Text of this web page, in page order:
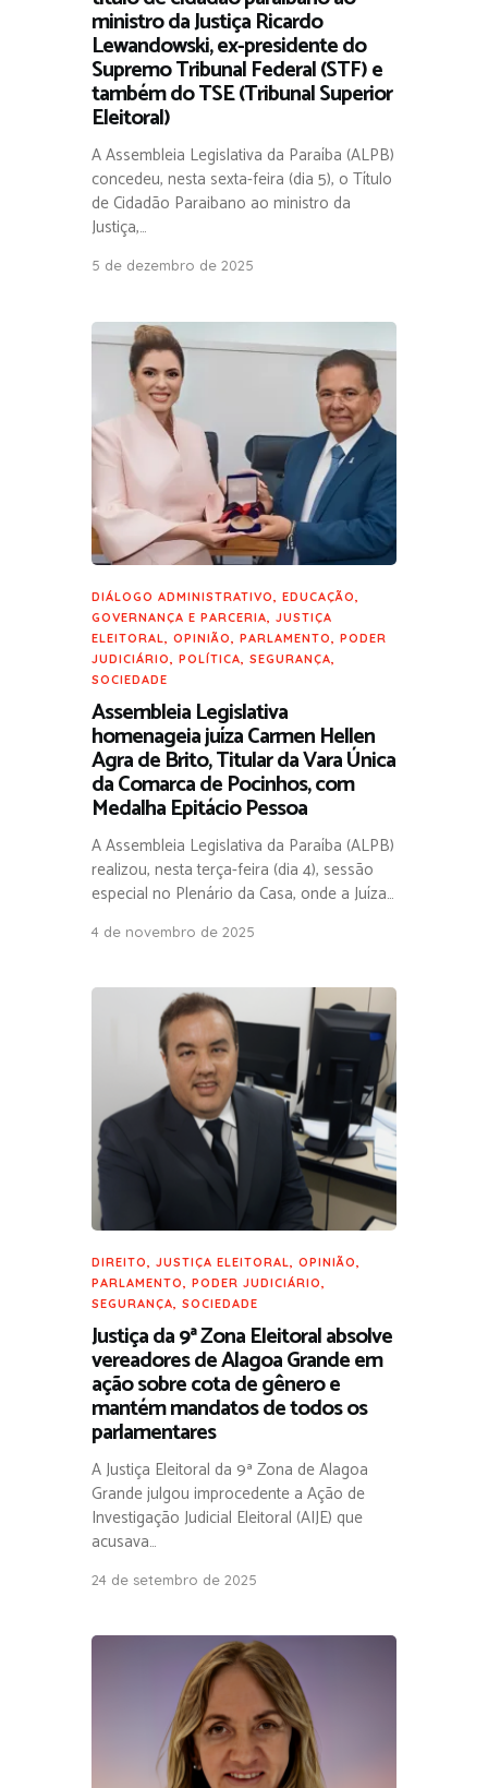
ministro da Justiça Ricardo
Lewandowski, ex-presidente do
Supremo Tribunal Federal (STF) e
também do TSE (Tribunal Superior
Eleitoral)
A Assembleia Legislativa da Paraíba (ALPB)
concedeu, nesta sexta-feira (dia 5), o Título
de Cidadão Paraibano ao ministro da
Justiça,…
5 de dezembro de 2025
DIÁLOGO ADMINISTRATIVO, EDUCAÇÃO,
GOVERNANÇA E PARCERIA, JUSTIÇA
ELEITORAL, OPINIÃO, PARLAMENTO, PODER
JUDICIÁRIO, POLÍTICA, SEGURANÇA,
SOCIEDADE
Assembleia Legislativa
homenageia juíza Carmen Hellen
Agra de Brito, Titular da Vara Única
da Comarca de Pocinhos, com
Medalha Epitácio Pessoa
A Assembleia Legislativa da Paraíba (ALPB)
realizou, nesta terça-feira (dia 4), sessão
especial no Plenário da Casa, onde a Juíza…
4 de novembro de 2025
DIREITO, JUSTIÇA ELEITORAL, OPINIÃO,
PARLAMENTO, PODER JUDICIÁRIO,
SEGURANÇA, SOCIEDADE
Justiça da 9ª Zona Eleitoral absolve
vereadores de Alagoa Grande em
ação sobre cota de gênero e
mantém mandatos de todos os
parlamentares
A Justiça Eleitoral da 9ª Zona de Alagoa
Grande julgou improcedente a Ação de
Investigação Judicial Eleitoral (AIJE) que
acusava…
24 de setembro de 2025